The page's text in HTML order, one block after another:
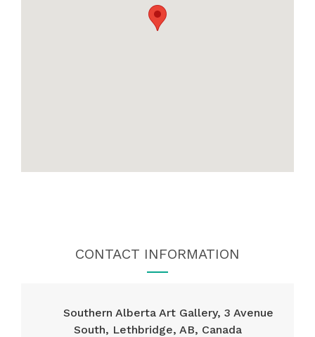
CONTACT INFORMATION
Southern Alberta Art Gallery, 3 Avenue
South, Lethbridge, AB, Canada